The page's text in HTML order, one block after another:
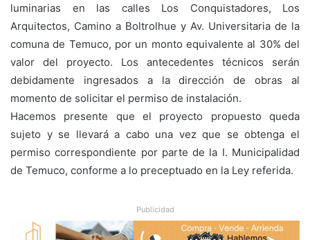
luminarias en las calles Los Conquistadores, Los
Arquitectos, Camino a Boltrolhue y Av. Universitaria de la
comuna de Temuco, por un monto equivalente al 30% del
valor del proyecto. Los antecedentes técnicos serán
debidamente ingresados a la dirección de obras al
momento de solicitar el permiso de instalación.
Hacemos presente que el proyecto propuesto queda
sujeto y se llevará a cabo una vez que se obtenga el
permiso correspondiente por parte de la I. Municipalidad
de Temuco, conforme a lo preceptuado en la Ley referida.
Publicidad